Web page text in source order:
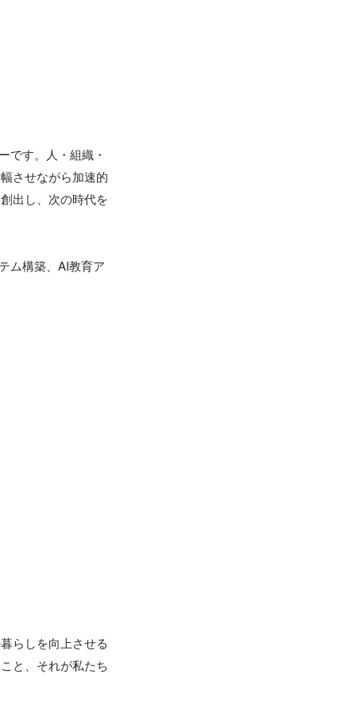
です。人・組織・
させながら加速的
出し、次の時代を
ム構築、AI教育ア
らしを向上させる
と、それが私たち